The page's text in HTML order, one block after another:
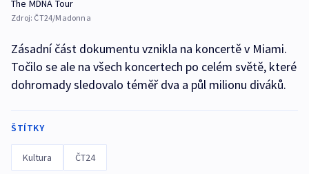
The MDNA Tour
Zdroj: ČT24/Madonna
Zásadní část dokumentu vznikla na koncertě v Miami.
Točilo se ale na všech koncertech po celém světě, které
dohromady sledovalo téměř dva a půl milionu diváků.
ŠTÍTKY
Kultura ČT24